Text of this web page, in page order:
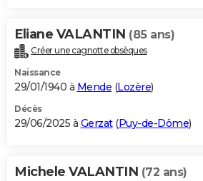
Eliane VALANTIN (85 ans)
Créer une cagnotte obsèques
Naissance
29/01/1940 à Mende (Lozère)
Décès
29/06/2025 à Gerzat(Puy-de-Dôme)
Michele VALANTIN (72 ans)